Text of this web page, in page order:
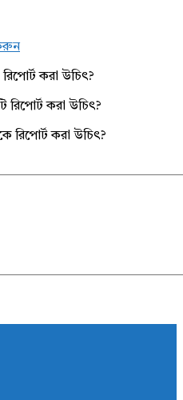
করা উচিৎ?
করা উচিৎ?
রিপোর্ট করা উচিৎ?